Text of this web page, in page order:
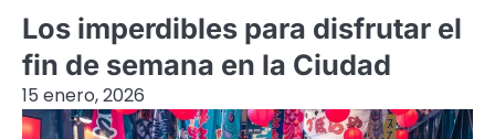
Los imperdibles para disfrutar el
fin de semana en la Ciudad
15 enero, 2026